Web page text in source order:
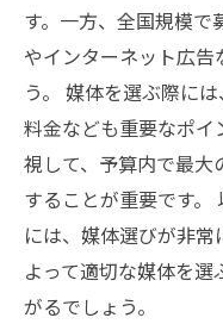
す。一方、全国規模
やインターネット広告
う。 媒体を選ぶ際に
料金なども重要なポイ
視して、予算内で最大
することが重要です。
には、媒体選びが非
よって適切な媒体を
がるでしょう。